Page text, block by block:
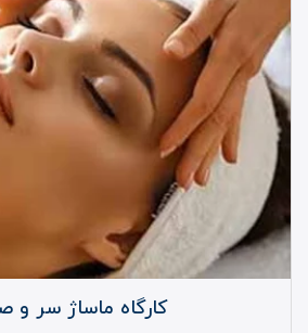
کارگاه ماساژ سر و